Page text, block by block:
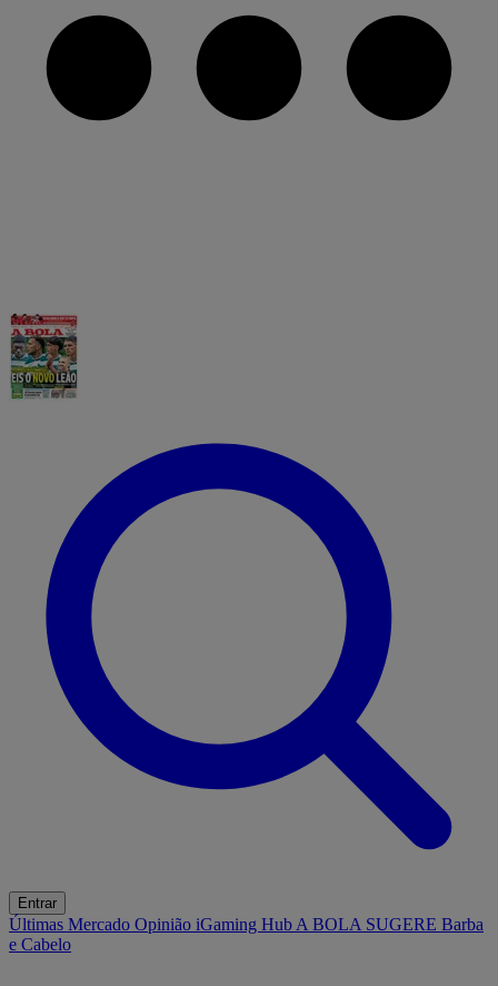
Entrar
Últimas Mercado Opinião iGaming Hub A BOLA SUGERE Barba
e Cabelo